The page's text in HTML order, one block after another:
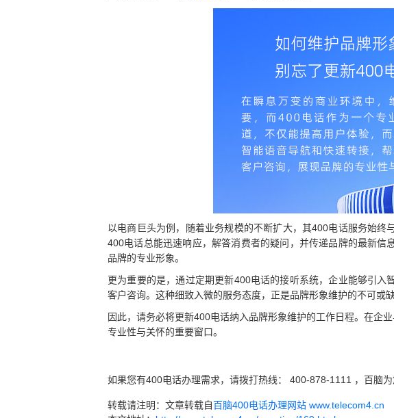
以电商巨头为例，随着业务规模的不断扩大，其400电话服务始终
400电话总能迅速响应，解答消费者的疑问，并传递品牌的最新信
品牌的专业形象。
更为重要的是，通过定期更新400电话的接听系统，企业能够引
客户咨询。这种细致入微的服务态度，正是品牌形象维护的不可或缺
因此，请务必将更新400电话纳入品牌形象维护的工作日程。在企
专业性与关怀的重要窗口。
如果您有400电话办理需求，请拨打热线： 400-878-1111 ，百脑为
转载请注明：文章转载自百脑400电话办理网站 www.telecom4.cn